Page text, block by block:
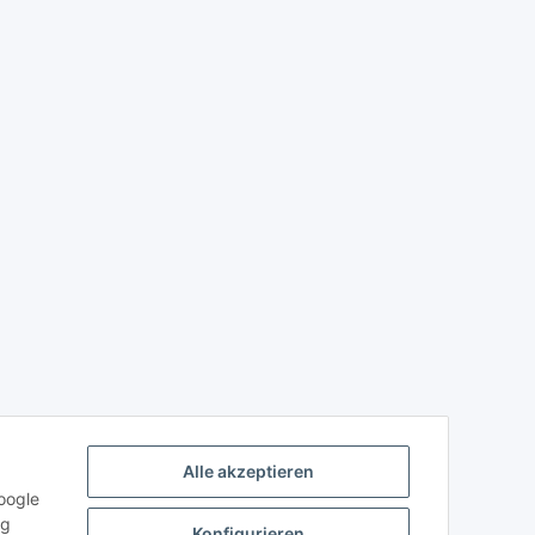
Alle akzeptieren